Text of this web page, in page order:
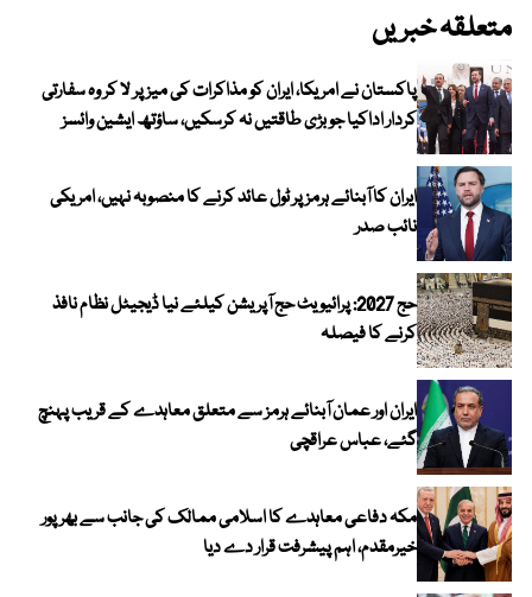
متعلقہ خبریں
پاکستان نے امریکا، ایران کو مذاکرات کی میز پر لا کر وہ سفارتی
کردار اداکیا جو بڑی طاقتیں نہ کرسکیں، ساؤتھ ایشین وائسز
ایران کا آبنائے ہرمز پر ٹول عائد کرنے کا منصوبہ نہیں، امریکی
نائب صدر
حج 2027: پرائیویٹ حج آپریشن کیلئے نیا ڈیجیٹل نظام نافذ
کرنے کا فیصلہ
ایران اور عمان آبنائے ہرمز سے متعلق معاہدے کے قریب پہنچ
گئے، عباس عراقچی
مکہ دفاعی معاہدے کا اسلامی ممالک کی جانب سے بھرپور
خیرمقدم، اہم پیشرفت قرار دے دیا